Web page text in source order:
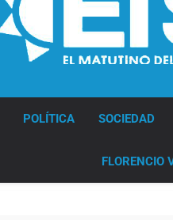
POLÍTICA SOCIEDAD
FLORENCIO